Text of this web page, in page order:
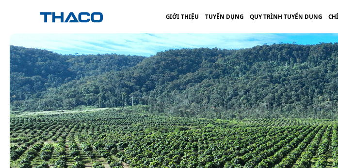
GIỚI THIỆU TUYỂN DỤNG QUY TRÌNH TUYỂN DỤNG